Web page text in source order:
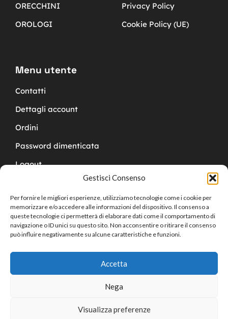
Gestisci Consenso
Per fornire le migliori esperienze, utilizziamo tecnologie come i cookie per
memorizzare e/o accedere alle informazioni del dispositivo. Il consenso a
queste tecnologie ci permetterà di elaborare dati come il comportamento di
navigazione o ID unici su questo sito. Non acconsentire o ritirare il consenso
può influire negativamente su alcune caratteristiche e funzioni.
Accetta
Nega
Visualizza preferenze
0
ORECCHINI
OROLOGI
Privacy Policy
Cookie Policy (UE)
Menu utente
Contatti
Dettagli account
Ordini
Password dimenticata
Logout
Copyright © 2024 Cucchy Gioielleria